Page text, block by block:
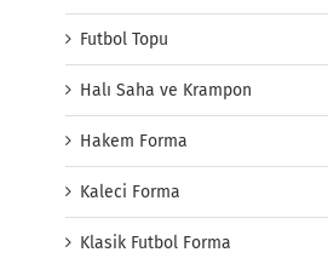
Futbol Topu
Halı Saha ve Krampon
Hakem Forma
Kaleci Forma
Klasik Futbol Forma